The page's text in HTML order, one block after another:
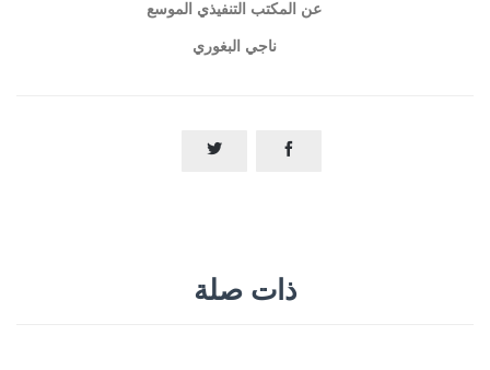
عن المكتب التنفيذي الموسع
ناجي البغوري


ذات صلة